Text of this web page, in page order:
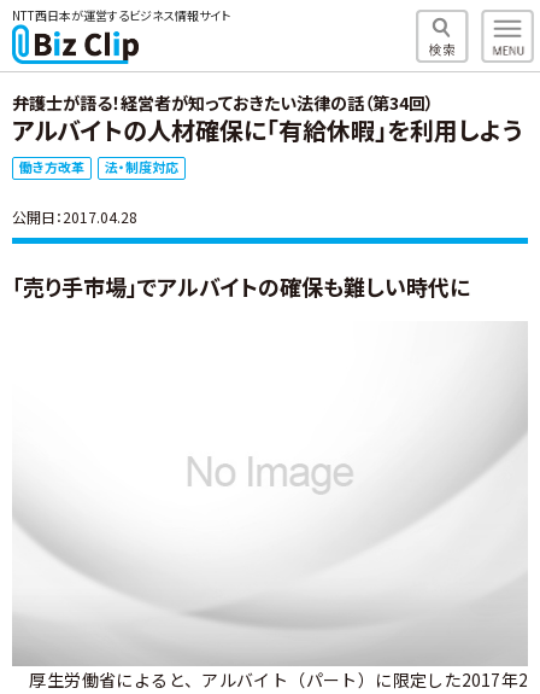
NTT西日本が運営するビジネス情報サイト
弁護士が語る！経営者が知っておきたい法律の話（第34回）
アルバイトの人材確保に「有給休暇」を利用しよう
働き方改革 法・制度対応
公開日：2017.04.28
「売り手市場」でアルバイトの確保も難しい時代に
厚生労働省によると、アルバイト（パート）に限定した2017年2